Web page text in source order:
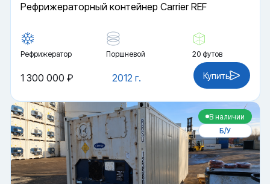
Рефрижераторный контейнер Carrier REF
Рефрижератор Поршневой 20 футов
2012 г.
1 300 000 ₽ Купить
В наличии
Б/У